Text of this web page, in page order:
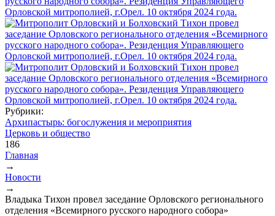
Рубрики:
Архипастырь: богослужения и мероприятия
Церковь и общество
186
Вы здесь
Главная
→
Новости
→
Владыка Тихон провел заседание Орловского регионального
отделения «Всемирного русского народного собора»